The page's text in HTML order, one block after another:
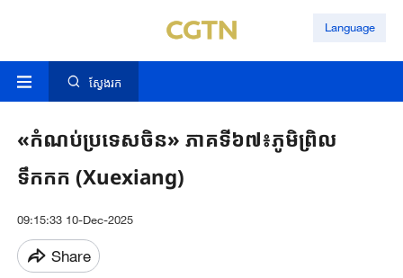
Language
ស្វែងរក
«កំណប់ប្រទេសចិន» ភាគទី៦៧៖ភូមិព្រិល
ទឹកកក (Xuexiang)
09:15:33 10-Dec-2025
Share